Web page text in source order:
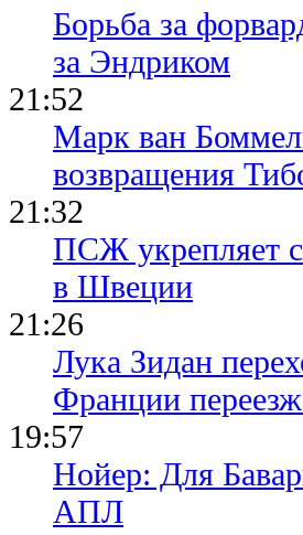
Борьба за
за Эндриком
21:52
Марк ван
возвращения
21:32
ПСЖ укрепляет
в Швеции
21:26
Лука Зидан
Франции
19:57
Нойер: Для
АПЛ